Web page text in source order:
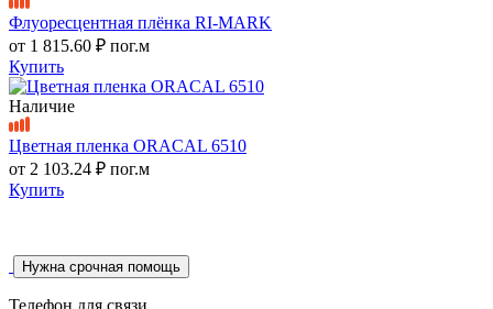
Флуоресцентная плёнка RI-MARK
от 1 815.60 ₽ пог.м
Купить
Наличие
Цветная пленка ORACAL 6510
от 2 103.24 ₽ пог.м
Купить
Нужна срочная помощь